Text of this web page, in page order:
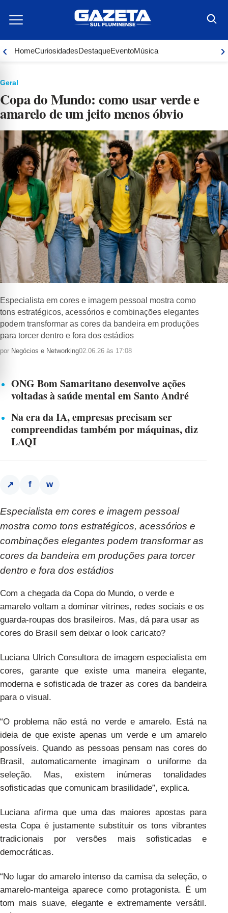
para
conteúdo
‹ HomeCuriosidadesDestaqueEventoMúsica ›
Geral
Copa do Mundo: como usar verde e
amarelo de um jeito menos óbvio
Especialista em cores e imagem pessoal mostra como
tons estratégicos, acessórios e combinações elegantes
podem transformar as cores da bandeira em produções
para torcer dentro e fora dos estádios
por Negócios e Networking02.06.26 às 17:08
ONG Bom Samaritano desenvolve ações
voltadas à saúde mental em Santo André
Na era da IA, empresas precisam ser
compreendidas também por máquinas, diz
LAQI
↗ f w
Especialista em cores e imagem pessoal
mostra como tons estratégicos, acessórios e
combinações elegantes podem transformar as
cores da bandeira em produções para torcer
dentro e fora dos estádios
Com a chegada da Copa do Mundo, o verde e
amarelo voltam a dominar vitrines, redes sociais e os
guarda-roupas dos brasileiros. Mas, dá para usar as
cores do Brasil sem deixar o look caricato?
Luciana Ulrich Consultora de imagem especialista em
cores, garante que existe uma maneira elegante,
moderna e sofisticada de trazer as cores da bandeira
para o visual.
“O problema não está no verde e amarelo. Está na
ideia de que existe apenas um verde e um amarelo
possíveis. Quando as pessoas pensam nas cores do
Brasil, automaticamente imaginam o uniforme da
seleção. Mas, existem inúmeras tonalidades
sofisticadas que comunicam brasilidade”, explica.
Luciana afirma que uma das maiores apostas para
esta Copa é justamente substituir os tons vibrantes
tradicionais por versões mais sofisticadas e
democráticas.
“No lugar do amarelo intenso da camisa da seleção, o
amarelo-manteiga aparece como protagonista. É um
tom mais suave, elegante e extremamente versátil.